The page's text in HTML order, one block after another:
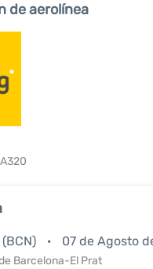
de aerolínea
07 de Agosto
Barcelona-El Prat